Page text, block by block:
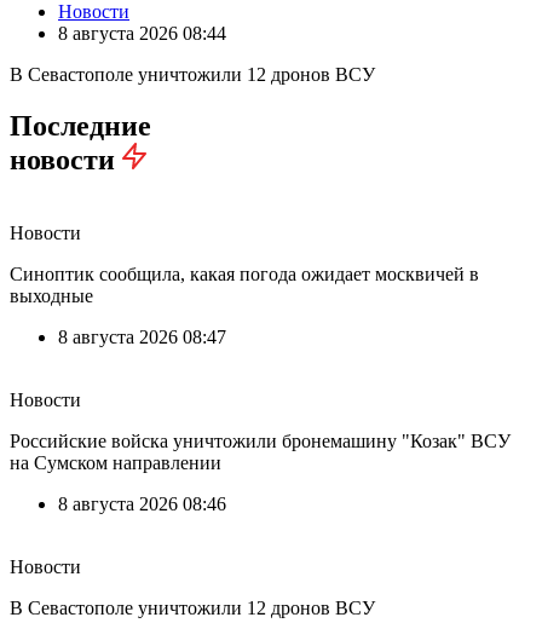
Новости
8 августа 2026 08:44
В Севастополе уничтожили 12 дронов ВСУ
Последние
новости
Новости
Синоптик сообщила, какая погода ожидает москвичей в
выходные
8 августа 2026 08:47
Новости
Российские войска уничтожили бронемашину "Козак" ВСУ
на Сумском направлении
8 августа 2026 08:46
Новости
В Севастополе уничтожили 12 дронов ВСУ